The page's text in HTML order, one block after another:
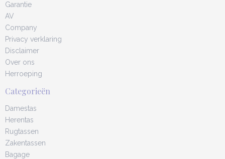
Garantie
AV
Company
Privacy verklaring
Disclaimer
Over ons
Herroeping
Categorieën
Damestas
Herentas
Rugtassen
Zakentassen
Bagage